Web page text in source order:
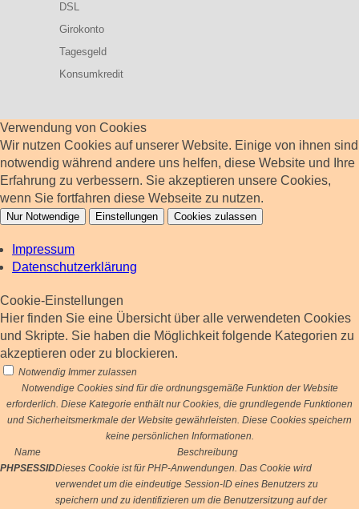
DSL
Girokonto
Tagesgeld
Konsumkredit
Verwendung von Cookies
Wir nutzen Cookies auf unserer Website. Einige von ihnen sind
notwendig während andere uns helfen, diese Website und Ihre
Erfahrung zu verbessern. Sie akzeptieren unsere Cookies,
wenn Sie fortfahren diese Webseite zu nutzen.
Nur Notwendige Einstellungen Cookies zulassen
Impressum
Datenschutzerklärung
Cookie-Einstellungen
Hier finden Sie eine Übersicht über alle verwendeten Cookies
und Skripte. Sie haben die Möglichkeit folgende Kategorien zu
akzeptieren oder zu blockieren.
Notwendig Immer zulassen
Notwendige Cookies sind für die ordnungsgemäße Funktion der Website
erforderlich. Diese Kategorie enthält nur Cookies, die grundlegende Funktionen
und Sicherheitsmerkmale der Website gewährleisten. Diese Cookies speichern
keine persönlichen Informationen.
Name
Beschreibung
PHPSESSIDDieses Cookie ist für PHP-Anwendungen. Das Cookie wird
verwendet um die eindeutige Session-ID eines Benutzers zu
speichern und zu identifizieren um die Benutzersitzung auf der